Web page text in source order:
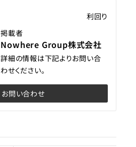
利回り
掲載者
Nowhere Group株式会社
詳細の情報は下記よりお問い合
わせください。
お問い合わせ